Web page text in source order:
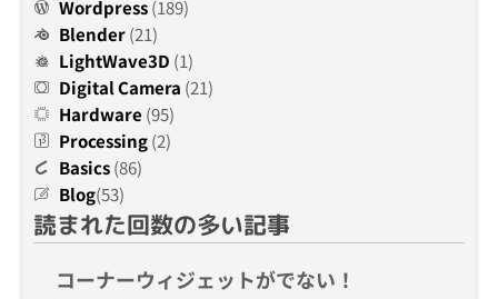
Wordpress(189)
Blender(21)
LightWave3D (1)
Digital Camera (21)
Hardware (95)
Processing(2)
Basics(86)
Blog(53)
読まれた回数の多い記事
コーナーウィジェットがでない！